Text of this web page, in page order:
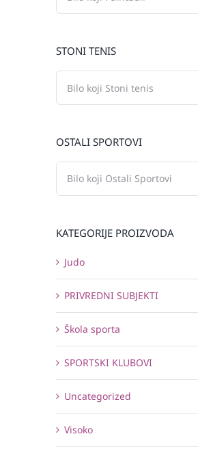
STONI TENIS
OSTALI SPORTOVI
KATEGORIJE PROIZVODA
Judo
PRIVREDNI SUBJEKTI
Škola sporta
SPORTSKI KLUBOVI
Uncategorized
Visoko